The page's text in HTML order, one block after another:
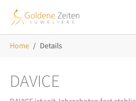
Home Details
DAVICE